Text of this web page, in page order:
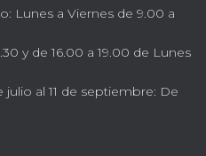
Lunes a Viernes de 9.00 a
y de 16.00 a 19.00 de Lunes
al 11 de septiembre: De